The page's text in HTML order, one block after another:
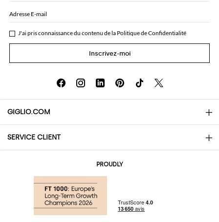
Adresse E-mail
J'ai pris connaissance du contenu de la Politique de Confidentialité
Inscrivez-moi
GIGLIO.COM
About
Community Store
SERVICE CLIENT
Retours et Remboursements
PROUDLY